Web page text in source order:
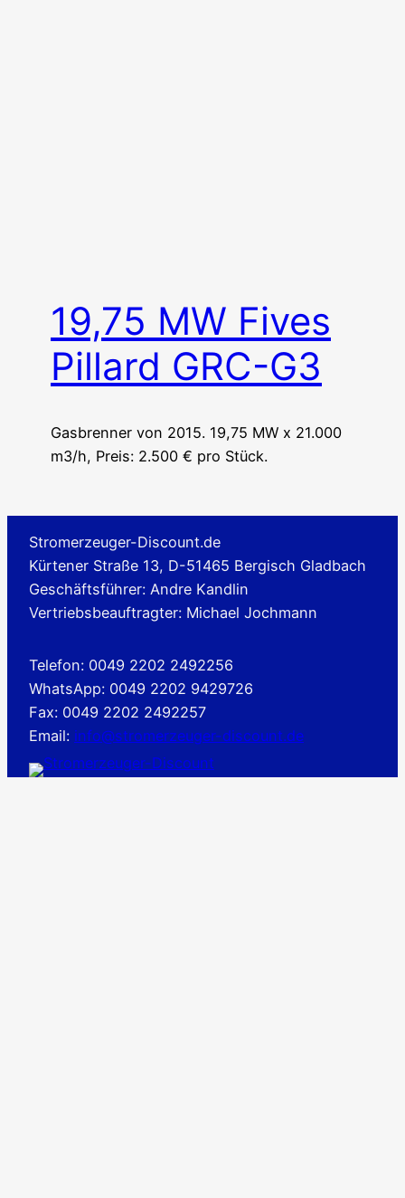
19,75 MW Fives
Pillard GRC-G3
Gasbrenner von 2015. 19,75 MW x 21.000
m3/h, Preis: 2.500 € pro Stück.
Stromerzeuger-Discount.de
Kürtener Straße 13, D-51465 Bergisch Gladbach
Geschäftsführer: Andre Kandlin
Vertriebsbeauftragter: Michael Jochmann
Telefon: 0049 2202 2492256
WhatsApp: 0049 2202 9429726
Fax: 0049 2202 2492257
Email: info@stromerzeuger-discount.de